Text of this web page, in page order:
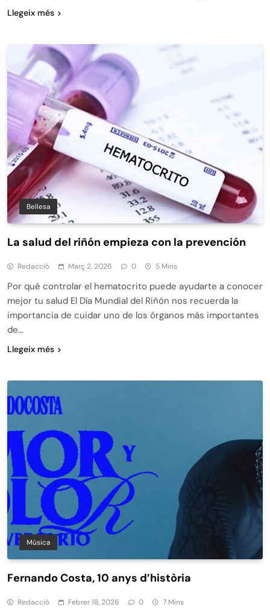
Llegeix més
Bellesa
La salud del riñón empieza con la prevención
Redacció Març 2, 2026 0 5 Mins
Por qué controlar el hematocrito puede ayudarte a conocer
mejor tu salud El Día Mundial del Riñón nos recuerda la
importancia de cuidar uno de los órganos más importantes
de…
Llegeix més
Música
Fernando Costa, 10 anys d’història
Redacció Febrer 18, 2026 0 7 Mins